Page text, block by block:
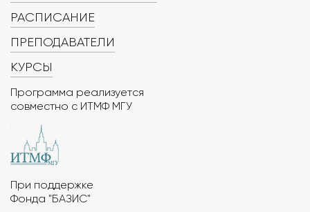
РАСПИСАНИЕ
ПРЕПОДАВАТЕЛИ
КУРСЫ
Программа реализуется
совместно с ИТМФ МГУ
При поддержке
Фонда "БАЗИС"